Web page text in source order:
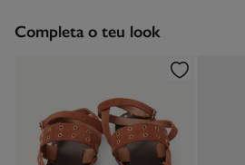
Limpeza a seco com percloroetileno.
Recolha no seu domicílio
Completa o teu look